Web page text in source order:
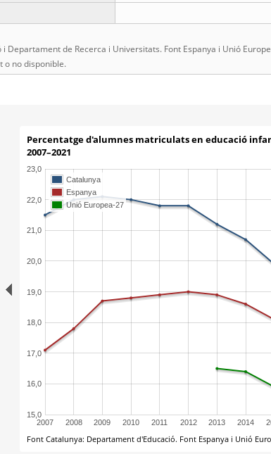
Departament de Recerca i Universitats. Font Espanya i Unió
o no disponible.